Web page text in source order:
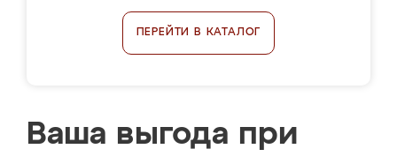
ПЕРЕЙТИ В КАТАЛОГ
Ваша выгода при